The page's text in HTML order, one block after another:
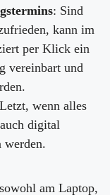
: Sind
kann im
per Klick ein
vereinbart und
wenn alles
digital
werden.
am Laptop,